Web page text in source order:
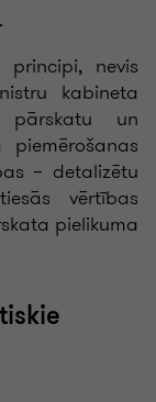
nevis
kabineta
pārskatu un
– detalizētu
vērtības
pielikuma